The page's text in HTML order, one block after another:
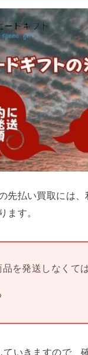
先払い買取には
ます。
品を発送しなくて
ていきますので、